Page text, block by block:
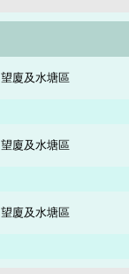
望廈及水塘區
望廈及水塘區
望廈及水塘區